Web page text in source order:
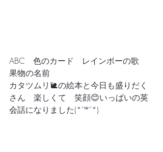
ABC　色のカード　レインボーの歌
果物の名前
カタツムリ🐌の絵本と今日も盛りだく
さん　楽しくて　笑顔😊いっぱいの英
会話になりました(*´꒳`*)